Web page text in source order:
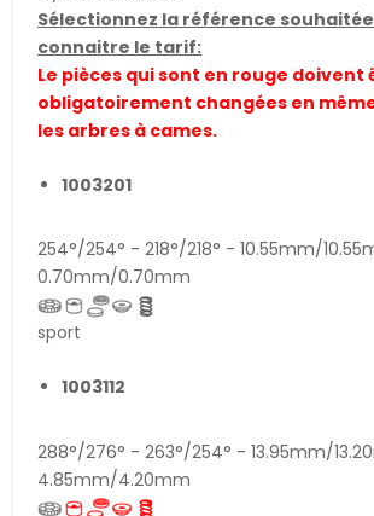
Sélectionnez la référence
connaitre le tarif:
Le pièces qui sont en rouge doivent
obligatoirement changées en
les arbres à cames.
1003201
254°/254° - 218°/218° - 10.55mm/
0.70mm/0.70mm
sport
1003112
288°/276° - 263°/254° - 13.95mm/
4.85mm/4.20mm